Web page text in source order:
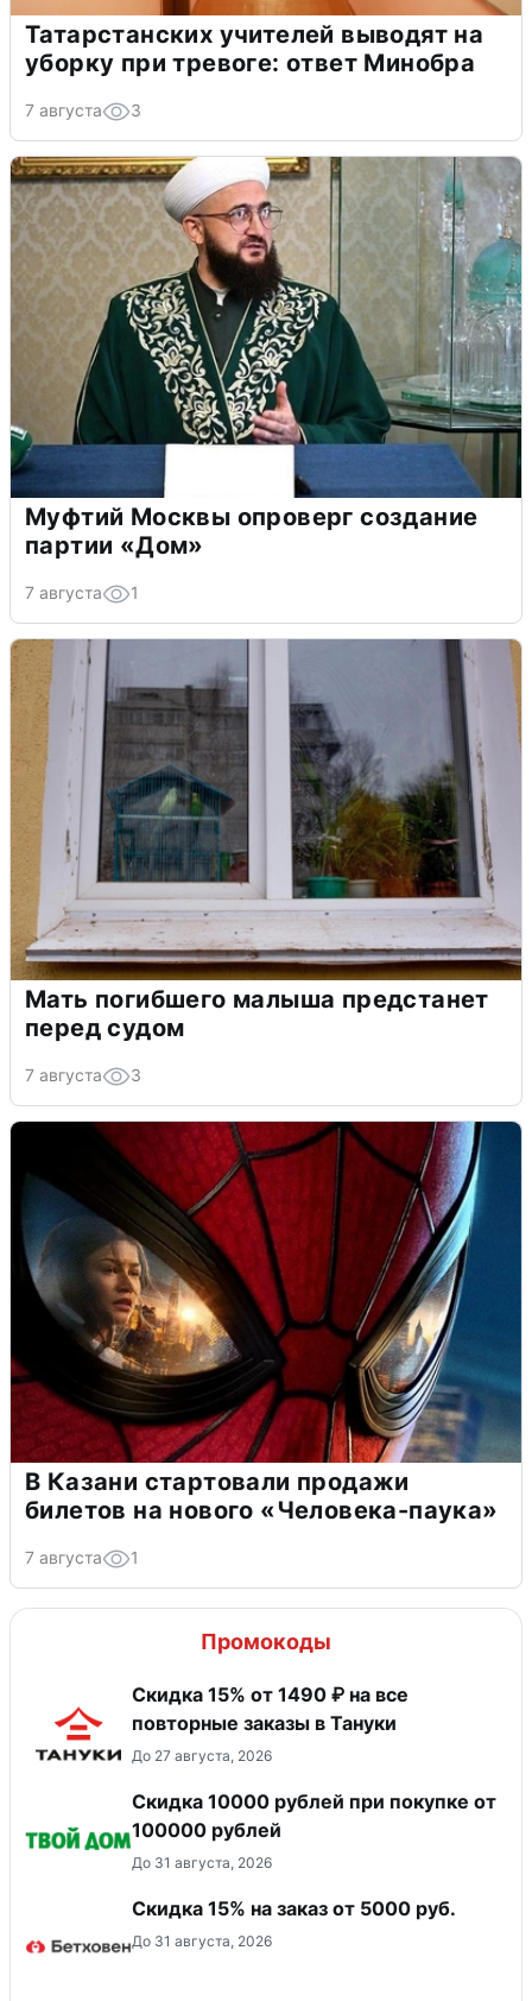
Татарстанских учителей выводят на
уборку при тревоге: ответ Минобра
7 августа 3
Муфтий Москвы опроверг создание
партии «Дом»
7 августа 1
Мать погибшего малыша предстанет
перед судом
7 августа 3
В Казани стартовали продажи
билетов на нового «Человека-паука»
7 августа 1
Промокоды
Скидка 15% от 1490 ₽ на все
повторные заказы в Тануки
До 27 августа, 2026
Скидка 10000 рублей при покупке от
100000 рублей
До 31 августа, 2026
Скидка 15% на заказ от 5000 руб.
До 31 августа, 2026